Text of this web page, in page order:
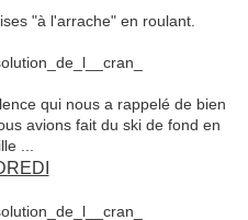
"à l'arrache" en roulant.
qui nous a rappelé de bien
avions fait du ski de fond en
...